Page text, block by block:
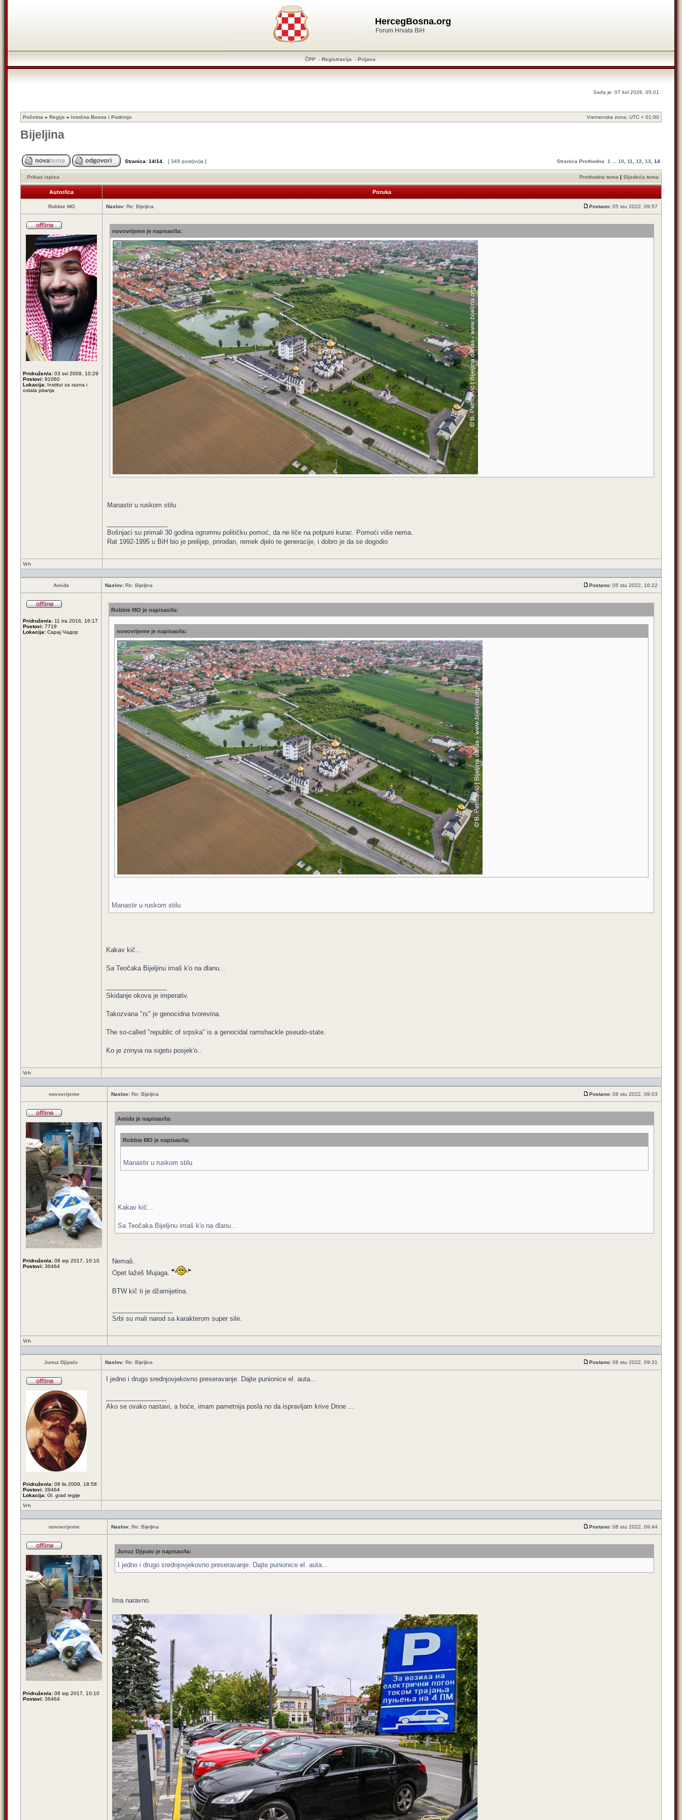
HercegBosna.org
Forum Hrvata BiH
ČPP - Registracija - Prijava
Sada je: 07 kol 2026, 05:01.
Početna » Regije » Istočna Bosna i Podrinje Vremenska zona: UTC + 01:00
Bijeljina
Stranica: 14/14 [ 349 post(ov)a ] Stranica Prethodna 1 10 11 12 13 14
Prikaz ispisa Prethodna tema | Sljedeća tema
Autor/ica Poruka
Robbie MO Naslov: Re: Bijeljina Postano: 05 stu 2022, 09:57
Pridružen/a: 03 svi 2009, 10:29
Postovi: 91060
Lokacija: Institut za razna i
ostala pitanja
novovrijeme je napisao/la:
Manastir u ruskom stilu
Bošnjaci su primali 30 godina ogromnu političku pomoć, da ne liče na potpuni kurac. Pomoći više nema.
Rat 1992-1995 u BiH bio je prelijep, prirodan, remek djelo te generacije, i dobro je da se dogodio
Vrh
Amiđa Naslov: Re: Bijeljina Postano: 05 stu 2022, 16:22
Pridružen/a: 11 tra 2016, 16:17
Postovi: 7719
Lokacija: Сарај Чадор
Robbie MO je napisao/la:
novovrijeme je napisao/la:
Manastir u ruskom stilu
Kakav kič...
Sa Teočaka Bijeljinu imaš k'o na dlanu...
Skidanje okova je imperativ.
Takozvana "rs" je genocidna tvorevina.
The so-called "republic of srpska" is a genocidal ramshackle pseudo-state.
Ko je zrinyia na sigetu posjek'o..
Vrh
novovrijeme Naslov: Re: Bijeljina Postano: 08 stu 2022, 09:03
Pridružen/a: 08 srp 2017, 10:10
Postovi: 36464
Amiđa je napisao/la:
Robbie MO je napisao/la:
Manastir u ruskom stilu
Kakav kič...
Sa Teočaka Bijeljinu imaš k'o na dlanu...
Nemaš.
Opet lažeš Mujaga.
BTW kič ti je džamijetina.
Srbi su mali narod sa karakterom super sile.
Vrh
Junuz Djipalo Naslov: Re: Bijeljina Postano: 08 stu 2022, 09:31
Pridružen/a: 08 lis 2009, 18:58
Postovi: 39464
Lokacija: Gl. grad regije
I jedno i drugo srednjovjekovno preseravanje. Dajte punionice el. auta...
Ako se ovako nastavi, a hoće, imam pametnija posla no da ispravljam krive Drine ...
Vrh
novovrijeme Naslov: Re: Bijeljina Postano: 08 stu 2022, 09:44
Pridružen/a: 08 srp 2017, 10:10
Postovi: 36464
Junuz Djipalo je napisao/la:
I jedno i drugo srednjovjekovno preseravanje. Dajte punionice el. auta...
Ima naravno.